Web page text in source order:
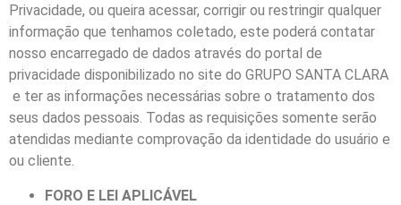
Privacidade, ou queira acessar, corrigir ou restringir qualquer
informação que tenhamos coletado, este poderá contatar
nosso encarregado de dados através do portal de
privacidade disponibilizado no site do GRUPO SANTA CLARA
e ter as informações necessárias sobre o tratamento dos
seus dados pessoais. Todas as requisições somente serão
atendidas mediante comprovação da identidade do usuário e
ou cliente.
FORO E LEI APLICÁVEL